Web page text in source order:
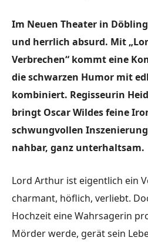
Im Neuen Theater in
und herrlich absurd. Mit
Verbrechen“ kommt eine
die schwarzen Humor mit
kombiniert. Regisseurin
bringt Oscar Wildes feine
schwungvollen
nahbar, ganz unterhaltsam.
Lord Arthur ist eigentlich ein
charmant, höflich, verliebt.
Hochzeit eine Wahrsagerin
Mörder werde, gerät sein